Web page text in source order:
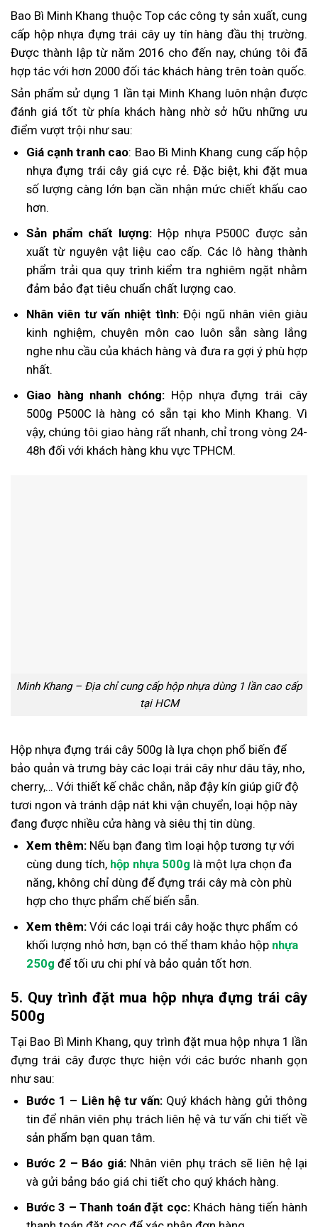
Bao Bì Minh Khang thuộc Top các công ty sản xuất, cung
cấp hộp nhựa đựng trái cây uy tín hàng đầu thị trường.
Được thành lập từ năm 2016 cho đến nay, chúng tôi đã
hợp tác với hơn 2000 đối tác khách hàng trên toàn quốc.
Sản phẩm sử dụng 1 lần tại Minh Khang luôn nhận được
đánh giá tốt từ phía khách hàng nhờ sở hữu những ưu
điểm vượt trội như sau:
Giá cạnh tranh cao: Bao Bì Minh Khang cung cấp hộp
nhựa đựng trái cây giá cực rẻ. Đặc biệt, khi đặt mua
số lượng càng lớn bạn cần nhận mức chiết khấu cao
hơn.
Sản phẩm chất lượng: Hộp nhựa P500C được sản
xuất từ nguyên vật liệu cao cấp. Các lô hàng thành
phẩm trải qua quy trình kiểm tra nghiêm ngặt nhằm
đảm bảo đạt tiêu chuẩn chất lượng cao.
Nhân viên tư vấn nhiệt tình:Đội ngũ nhân viên giàu
kinh nghiệm, chuyên môn cao luôn sẵn sàng lắng
nghe nhu cầu của khách hàng và đưa ra gợi ý phù hợp
nhất.
Giao hàng nhanh chóng: Hộp nhựa đựng trái cây
500g P500C là hàng có sẵn tại kho Minh Khang. Vì
vậy, chúng tôi giao hàng rất nhanh, chỉ trong vòng 24-
48h đối với khách hàng khu vực TPHCM.
Minh Khang – Địa chỉ cung cấp hộp nhựa dùng 1 lần cao cấp
tại HCM
Hộp nhựa đựng trái cây 500g là lựa chọn phổ biến để
bảo quản và trưng bày các loại trái cây như dâu tây, nho,
cherry,… Với thiết kế chắc chắn, nắp đậy kín giúp giữ độ
tươi ngon và tránh dập nát khi vận chuyển, loại hộp này
đang được nhiều cửa hàng và siêu thị tin dùng.
Xem thêm:Nếu bạn đang tìm loại hộp tương tự với
cùng dung tích, hộp nhựa 500g là một lựa chọn đa
năng, không chỉ dùng để đựng trái cây mà còn phù
hợp cho thực phẩm chế biến sẵn.
Xem thêm:Với các loại trái cây hoặc thực phẩm có
khối lượng nhỏ hơn, bạn có thể tham khảo hộp nhựa
250g để tối ưu chi phí và bảo quản tốt hơn.
5. Quy trình đặt mua hộp nhựa đựng trái cây
500g
Tại Bao Bì Minh Khang, quy trình đặt mua hộp nhựa 1 lần
đựng trái cây được thực hiện với các bước nhanh gọn
như sau:
Bước 1 – Liên hệ tư vấn:Quý khách hàng gửi thông
tin để nhân viên phụ trách liên hệ và tư vấn chi tiết về
sản phẩm bạn quan tâm.
Bước 2 – Báo giá:Nhân viên phụ trách sẽ liên hệ lại
và gửi bảng báo giá chi tiết cho quý khách hàng.
Bước 3 – Thanh toán đặt cọc:Khách hàng tiến hành